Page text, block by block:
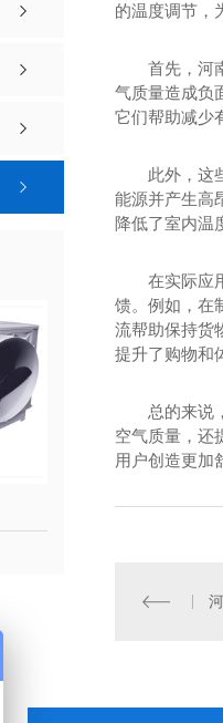
负压风机
的温度调节，
首先，河
气质量造成负
它们帮助减少
此外，这
能源并产生高
降低了室内温
在实际应
馈。例如，在
流帮助保持货
提升了购物和
总的来说
空气质量，还
用户创造更加